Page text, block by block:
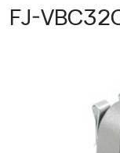
FJ-